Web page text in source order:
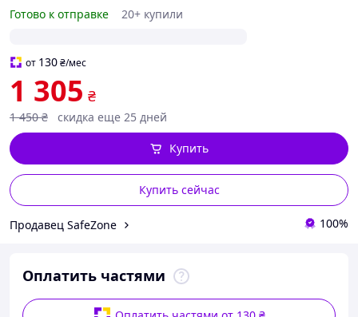
Готово к отправке
20+ купили
от 130₴/мес
1 305 ₴
1 450 ₴ скидка еще 25 дней
Купить сейчас
Купить
Продавец SafeZone 100%
Оплатить частями